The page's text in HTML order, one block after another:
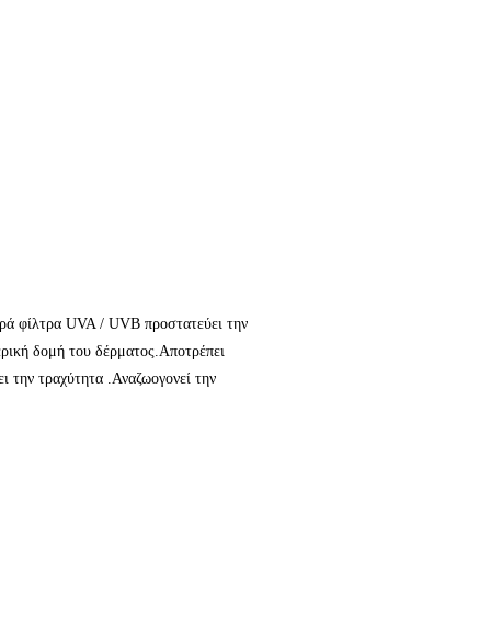
φίλτρα UVA / UVB προστατεύει την
δομή του δέρματος.Αποτρέπει
την τραχύτητα .Αναζωογονεί την